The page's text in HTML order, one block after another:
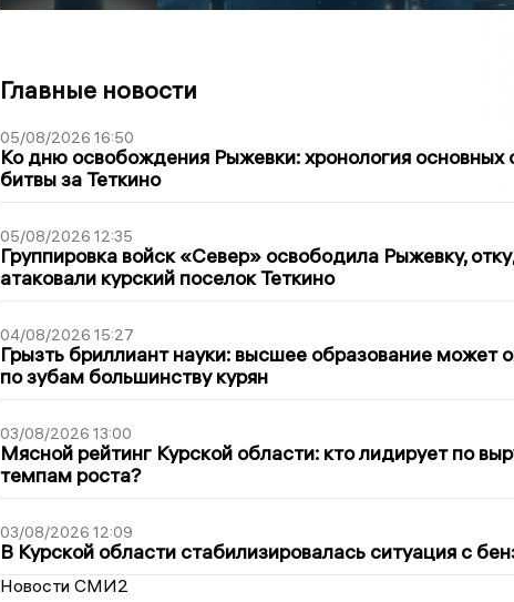
Главные новости
05/08/2026 16:50
Ко дню освобождения Рыжевки: хронология основных
битвы за Теткино
05/08/2026 12:35
Группировка войск «Север» освободила Рыжевку,
атаковали курский поселок Теткино
04/08/2026 15:27
Грызть бриллиант науки: высшее образование может
по зубам большинству курян
03/08/2026 13:00
Мясной рейтинг Курской области: кто лидирует по
темпам роста?
03/08/2026 12:09
В Курской области стабилизировалась ситуация с
Новости СМИ2